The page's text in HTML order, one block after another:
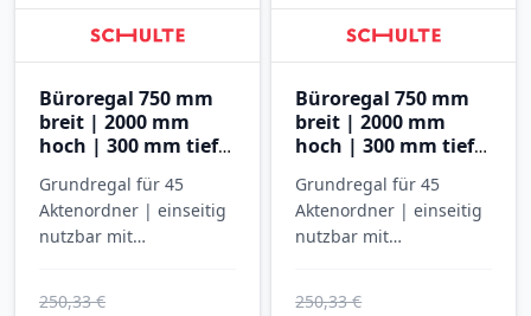
Büroregal 750 mm
breit | 2000 mm
hoch | 300 mm tief |
Grundregal für 45
Aktenordner | einseitig
nutzbar mit
250,33 €
Büroregal 750 mm
breit | 2000 mm
hoch | 300 mm tief |
Grundregal für 45
Aktenordner | einseitig
nutzbar mit
250,33 €